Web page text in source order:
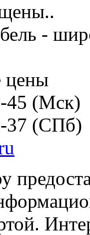
-
цены
45 (Мск)
37 (СПб)